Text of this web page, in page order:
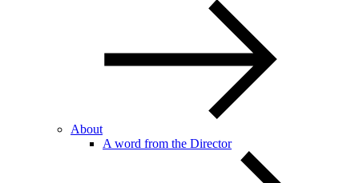
About
A word from the Director